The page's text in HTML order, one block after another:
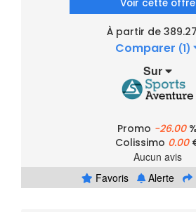
Voir cette offre
À partir de
Comparer (1)
Sur
Promo -26.00%
Colissimo 0.00
Aucun avis
Favoris
Alerte